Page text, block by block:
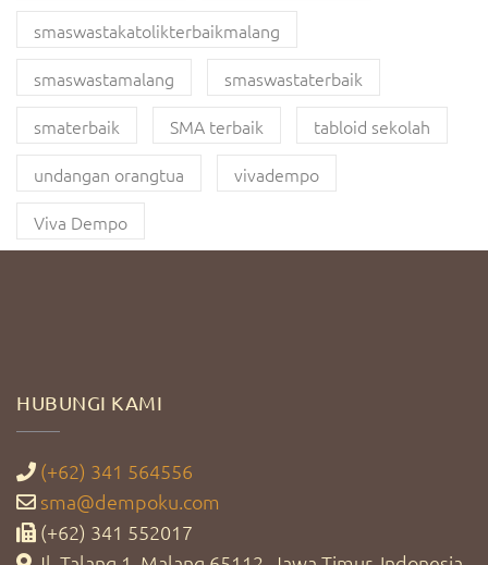
smaswastakatolikterbaikmalang
smaswastamalang
smaswastaterbaik
smaterbaik
SMA terbaik
tabloid sekolah
undangan orangtua
vivadempo
Viva Dempo
HUBUNGI KAMI
(+62) 341 564556
sma@dempoku.com
(+62) 341 552017